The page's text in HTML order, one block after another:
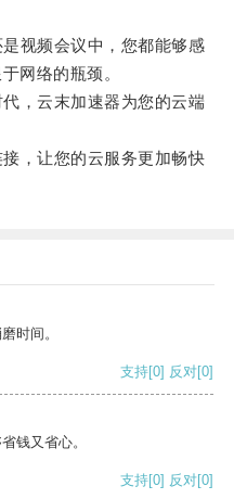
视频会议中，您都能够感
网络的瓶颈。
，云末加速器为您的云端
，让您的云服务更加畅快
时间。
支持[0] 反对[0]
钱又省心。
支持[0] 反对[0]